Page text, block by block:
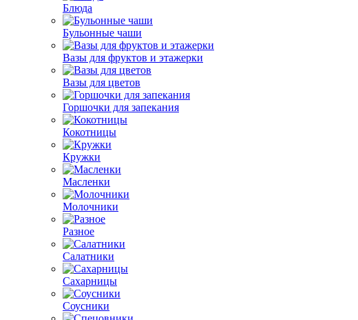
Блюда
Бульонные чаши
Вазы для фруктов и этажерки
Вазы для цветов
Горшочки для запекания
Кокотницы
Кружки
Масленки
Молочники
Разное
Салатники
Сахарницы
Соусники